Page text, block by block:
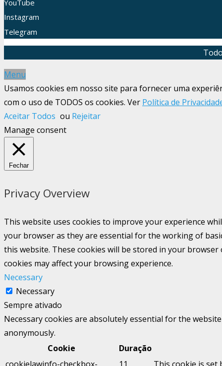
YouTube
Instagram
Telegram
Menu
Usamos cookies em nosso site para fornecer uma
com o uso de TODOS os cookies. Ver Política de
Aceitar Todos ou Rejeitar
Manage consent
Fechar
Privacy Overview
This website uses cookies to improve your experience
your browser as they are essential for the working of
this website. These cookies will be stored in your
cookies may affect your browsing experience.
Necessary
Necessary
Sempre ativado
Necessary cookies are absolutely essential for the
anonymously.
Cookie
Duração